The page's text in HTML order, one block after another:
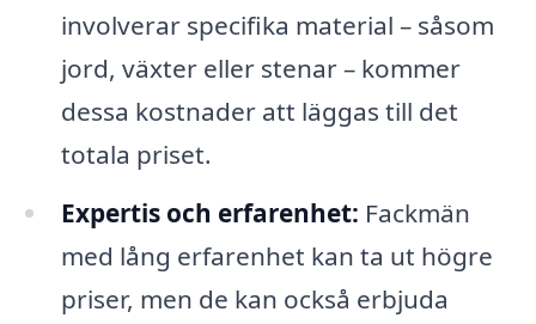
involverar specifika material – såsom
jord, växter eller stenar – kommer
dessa kostnader att läggas till det
totala priset.
Expertis och erfarenhet: Fackmän
med lång erfarenhet kan ta ut högre
priser, men de kan också erbjuda